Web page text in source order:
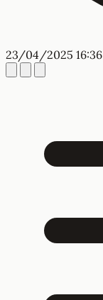
23/04/2025 16:36